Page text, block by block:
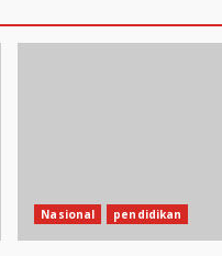
Nasional pendidikan